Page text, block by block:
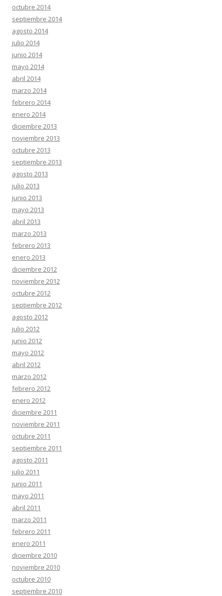
octubre 2014
septiembre 2014
agosto 2014
julio 2014
junio 2014
mayo 2014
abril 2014
marzo 2014
febrero 2014
enero 2014
diciembre 2013
noviembre 2013
octubre 2013
septiembre 2013
agosto 2013
julio 2013
junio 2013
mayo 2013
abril 2013
marzo 2013
febrero 2013
enero 2013
diciembre 2012
noviembre 2012
octubre 2012
septiembre 2012
agosto 2012
julio 2012
junio 2012
mayo 2012
abril 2012
marzo 2012
febrero 2012
enero 2012
diciembre 2011
noviembre 2011
octubre 2011
septiembre 2011
agosto 2011
julio 2011
junio 2011
mayo 2011
abril 2011
marzo 2011
febrero 2011
enero 2011
diciembre 2010
noviembre 2010
octubre 2010
septiembre 2010